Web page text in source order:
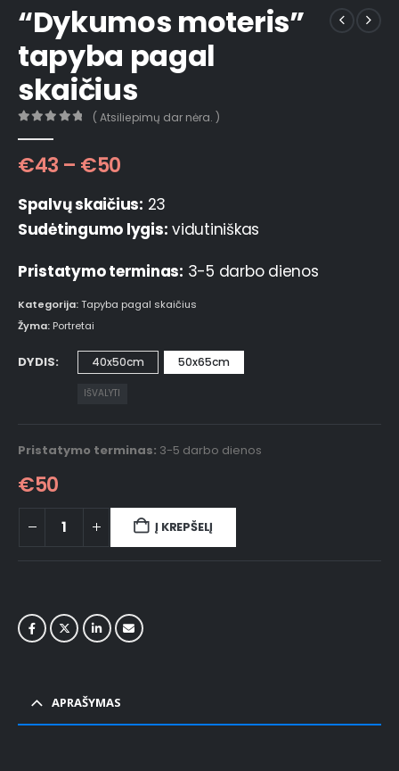
“Dykumos moteris”
tapyba pagal
skaičius
( Atsiliepimų dar nėra. )
€43 – €50
Spalvų skaičius: 23
Sudėtingumo lygis: vidutiniškas
Pristatymo terminas: 3-5 darbo dienos
Kategorija:Tapyba pagal skaičius
Žyma: Portretai
DYDIS 40x50cm 50x65cm
IŠVALYTI
Pristatymo terminas: 3-5 darbo dienos
€50
Į KREPŠELĮ
APRAŠYMAS